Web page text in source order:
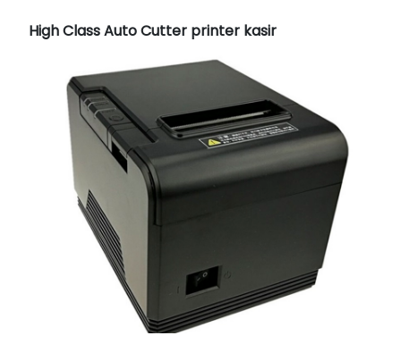
High Class Auto Cutter printer kasir